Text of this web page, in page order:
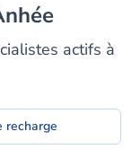
actifs à
recharge